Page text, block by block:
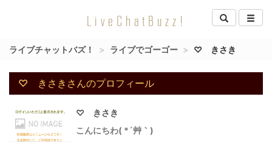
LiveChatBuzz!
ライブチャットバズ！ ライブでゴーゴー ♡ きさき
♡ きさきさんのプロフィール
♡ きさき
こんにちわ( *´艸｀)